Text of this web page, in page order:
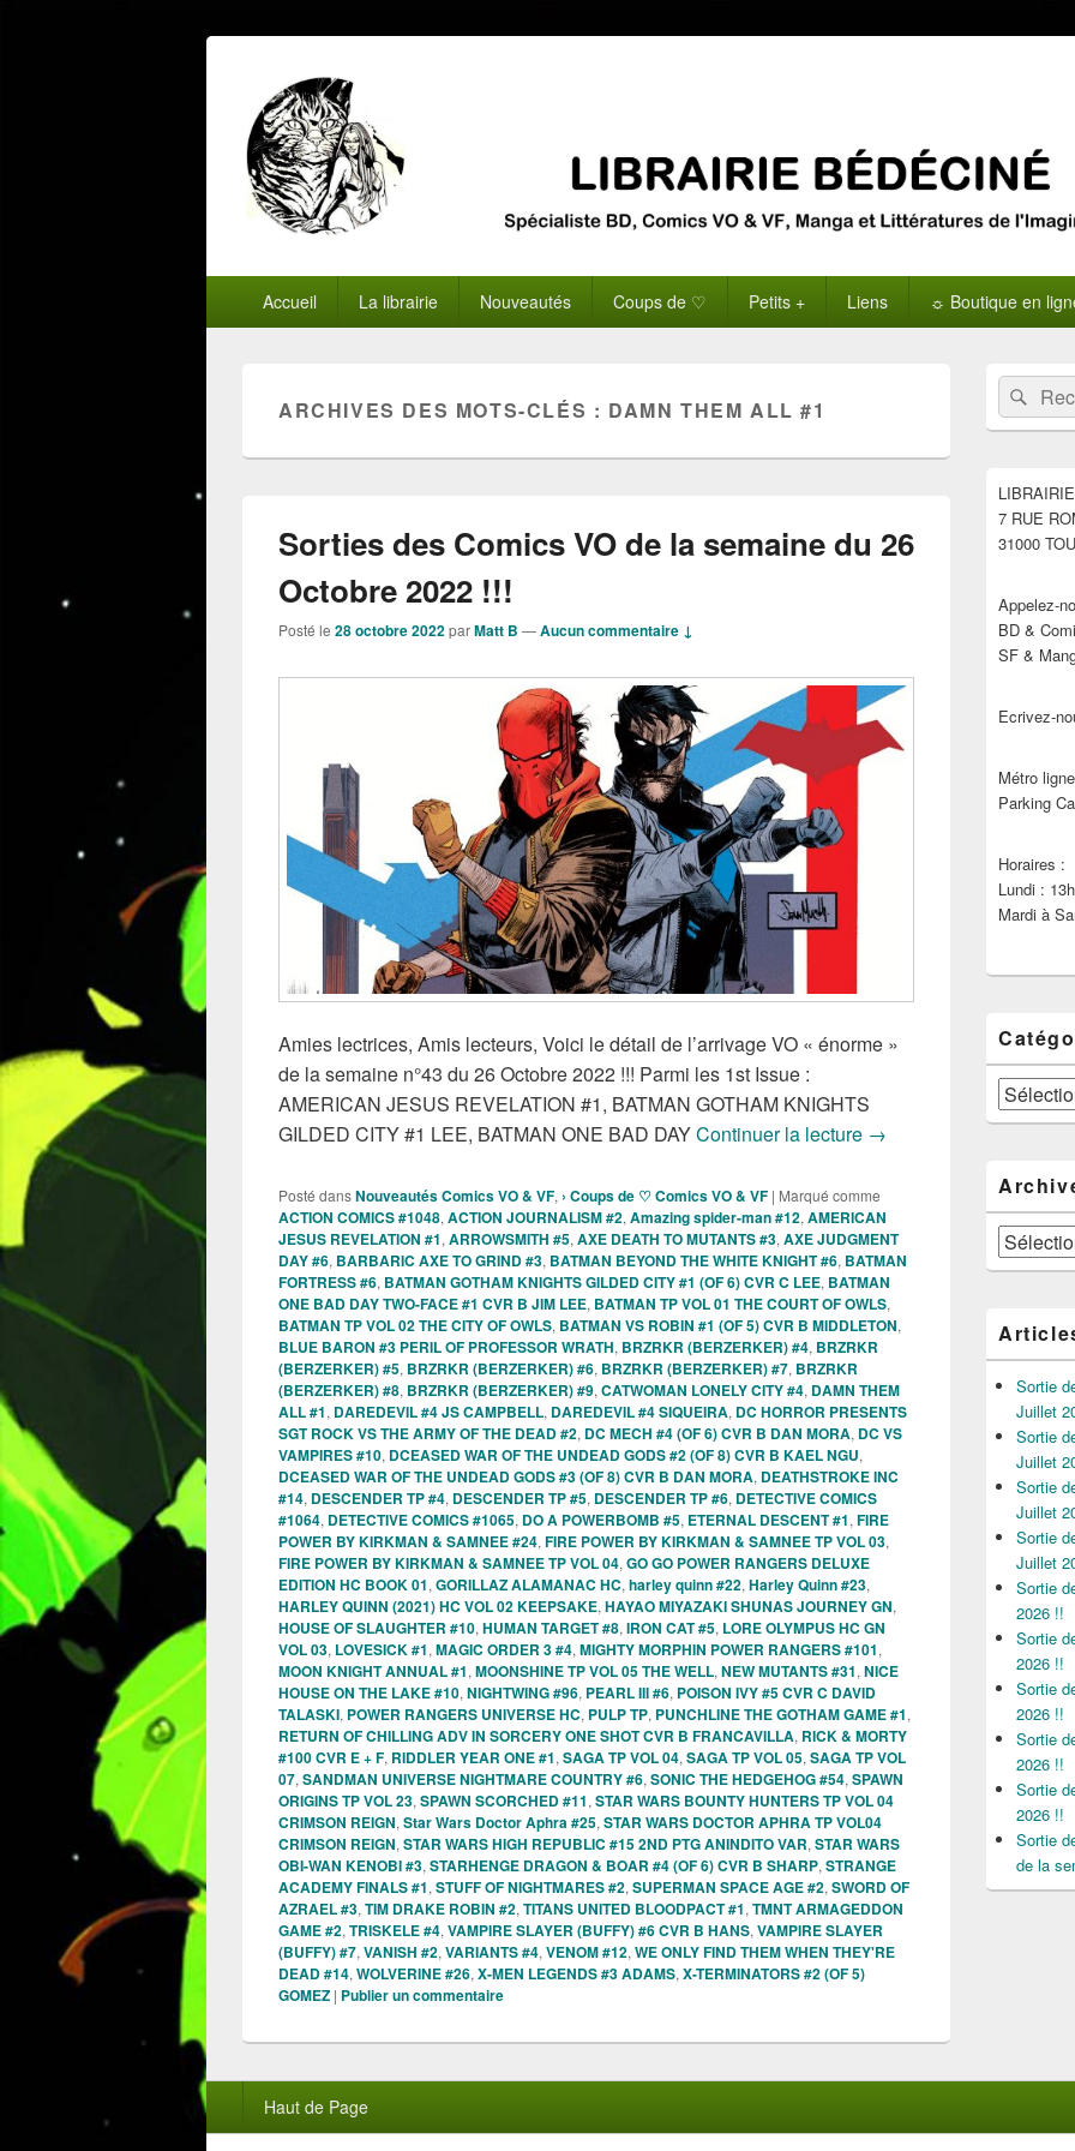
principalAccueil La librairie Nouveautés Coups de ♡ Petits + Liens ☼ Boutique en
ARCHIVES DES MOTS-CLÉS : DAMN THEM ALL #1
Sorties des Comics VO de la semaine du 26
Octobre 2022 !!!
Posté le 28 octobre 2022parMatt B —Aucun commentaire ↓
Amies lectrices, Amis lecteurs, Voici le détail de l’arrivage VO « énorme »
de la semaine n°43 du 26 Octobre 2022 !!! Parmi les 1st Issue :
AMERICAN JESUS REVELATION #1, BATMAN GOTHAM KNIGHTS
GILDED CITY #1 LEE, BATMAN ONE BAD DAYContinuer la lecture Sorties des Comics VO
→
Posté dansNouveautés Comics VO & VF, › Coups de ♡ Comics VO & VF | Marqué comme
ACTION COMICS #1048, ACTION JOURNALISM #2, Amazing spider-man #12, AMERICAN
JESUS REVELATION #1, ARROWSMITH #5, AXE DEATH TO MUTANTS #3, AXE JUDGMENT
DAY #6, BARBARIC AXE TO GRIND #3, BATMAN BEYOND THE WHITE KNIGHT #6, BATMAN
FORTRESS #6, BATMAN GOTHAM KNIGHTS GILDED CITY #1 (OF 6) CVR C LEE, BATMAN
ONE BAD DAY TWO-FACE #1 CVR B JIM LEE, BATMAN TP VOL 01 THE COURT OF OWLS,
BATMAN TP VOL 02 THE CITY OF OWLS, BATMAN VS ROBIN #1 (OF 5) CVR B MIDDLETON,
BLUE BARON #3 PERIL OF PROFESSOR WRATH, BRZRKR (BERZERKER) #4, BRZRKR
(BERZERKER) #5, BRZRKR (BERZERKER) #6, BRZRKR (BERZERKER) #7, BRZRKR
(BERZERKER) #8, BRZRKR (BERZERKER) #9, CATWOMAN LONELY CITY #4, DAMN THEM
ALL #1, DAREDEVIL #4 JS CAMPBELL, DAREDEVIL #4 SIQUEIRA, DC HORROR PRESENTS
SGT ROCK VS THE ARMY OF THE DEAD #2, DC MECH #4 (OF 6) CVR B DAN MORA, DC VS
VAMPIRES #10, DCEASED WAR OF THE UNDEAD GODS #2 (OF 8) CVR B KAEL NGU,
DCEASED WAR OF THE UNDEAD GODS #3 (OF 8) CVR B DAN MORA, DEATHSTROKE INC
#14, DESCENDER TP #4, DESCENDER TP #5, DESCENDER TP #6, DETECTIVE COMICS
#1064, DETECTIVE COMICS #1065, DO A POWERBOMB #5, ETERNAL DESCENT #1, FIRE
POWER BY KIRKMAN & SAMNEE #24, FIRE POWER BY KIRKMAN & SAMNEE TP VOL 03,
FIRE POWER BY KIRKMAN & SAMNEE TP VOL 04, GO GO POWER RANGERS DELUXE
EDITION HC BOOK 01, GORILLAZ ALAMANAC HC, harley quinn #22, Harley Quinn #23,
HARLEY QUINN (2021) HC VOL 02 KEEPSAKE, HAYAO MIYAZAKI SHUNAS JOURNEY GN,
HOUSE OF SLAUGHTER #10, HUMAN TARGET #8, IRON CAT #5, LORE OLYMPUS HC GN
VOL 03, LOVESICK #1, MAGIC ORDER 3 #4, MIGHTY MORPHIN POWER RANGERS #101,
MOON KNIGHT ANNUAL #1, MOONSHINE TP VOL 05 THE WELL, NEW MUTANTS #31, NICE
HOUSE ON THE LAKE #10, NIGHTWING #96, PEARL III #6, POISON IVY #5 CVR C DAVID
TALASKI, POWER RANGERS UNIVERSE HC, PULP TP, PUNCHLINE THE GOTHAM GAME #1,
RETURN OF CHILLING ADV IN SORCERY ONE SHOT CVR B FRANCAVILLA, RICK & MORTY
#100 CVR E + F, RIDDLER YEAR ONE #1, SAGA TP VOL 04, SAGA TP VOL 05, SAGA TP VOL
07, SANDMAN UNIVERSE NIGHTMARE COUNTRY #6, SONIC THE HEDGEHOG #54, SPAWN
ORIGINS TP VOL 23, SPAWN SCORCHED #11, STAR WARS BOUNTY HUNTERS TP VOL 04
CRIMSON REIGN, Star Wars Doctor Aphra #25, STAR WARS DOCTOR APHRA TP VOL04
CRIMSON REIGN, STAR WARS HIGH REPUBLIC #15 2ND PTG ANINDITO VAR, STAR WARS
OBI-WAN KENOBI #3, STARHENGE DRAGON & BOAR #4 (OF 6) CVR B SHARP, STRANGE
ACADEMY FINALS #1, STUFF OF NIGHTMARES #2, SUPERMAN SPACE AGE #2, SWORD OF
AZRAEL #3, TIM DRAKE ROBIN #2, TITANS UNITED BLOODPACT #1, TMNT ARMAGEDDON
GAME #2, TRISKELE #4, VAMPIRE SLAYER (BUFFY) #6 CVR B HANS, VAMPIRE SLAYER
(BUFFY) #7, VANISH #2, VARIANTS #4, VENOM #12, WE ONLY FIND THEM WHEN THEY'RE
DEAD #14, WOLVERINE #26, X-MEN LEGENDS #3 ADAMS, X-TERMINATORS #2 (OF 5)
GOMEZ | Publier un commentaire
Zone
principale
de
widget
barre
latérale
Recherche
7 RUE
31000
Appelez-
BD &
SF &
Ecrivez-
Métro
Parking
Horaires :
Lundi :
Mardi à
Catégories
Archives
Sortie
Juillet
Sortie
Juillet
Sortie
Juillet
Sortie
Juillet
Sortie
2026 !!
Sortie
2026 !!
Sortie
2026 !!
Sortie
2026 !!
Sortie
2026 !!
Sortie
de la
Menu
du
Haut de Page